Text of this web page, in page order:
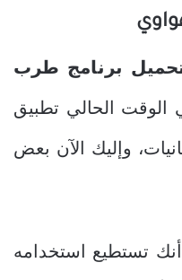
برنامج طرب
الوقت الحالي تطبيق
وإليك الآن بعض
تستطيع استخدامه